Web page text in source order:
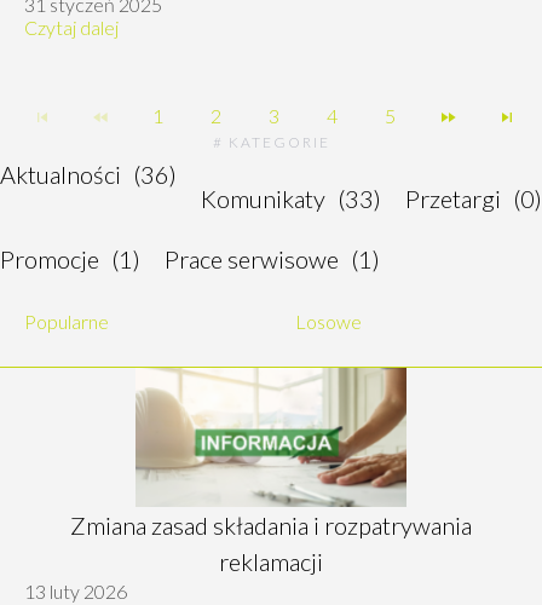
Czytaj dalej
1 2 3 4 5
# KATEGORIE
Aktualności (36)
Komunikaty (33) Przetargi (0)
Promocje (1) Prace serwisowe (1)
Popularne Losowe
Zmiana zasad składania i rozpatrywania
reklamacji
13 luty 2026